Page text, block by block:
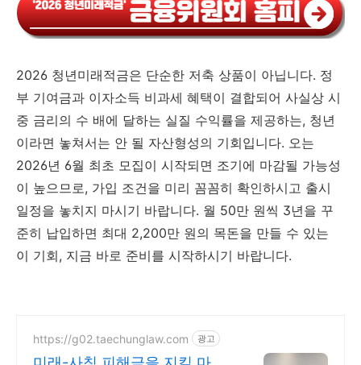
2026 청년미래적금은 단순한 저축 상품이 아닙니다. 정
부 기여금과 이자소득 비과세 혜택이 결합되어 사실상 시
중 금리의 수 배에 달하는 실질 수익률을 제공하는, 청년
이라면 놓쳐서는 안 될 자산형성의 기회입니다. 오는
2026년 6월 최초 모집이 시작되면 조기에 마감될 가능성
이 높으므로, 가입 조건을 미리 꼼꼼히 확인하시고 출시
일정을 놓치지 마시기 바랍니다. 월 50만 원씩 3년을 꾸
준히 납입하면 최대 2,200만 원의 목돈을 만들 수 있는
이 기회, 지금 바로 준비를 시작하시기 바랍니다.
https://g02.taechunglaw.com 광고